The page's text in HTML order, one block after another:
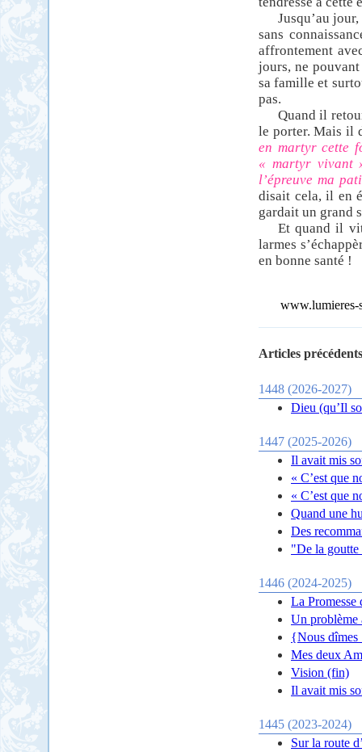
Jusqu’au
sans
affrontement
jours, ne
sa famille et
pas.
Quand il
le porter. Mais il
en martyr cette
« martyr vivant
l’épreuve ma
disait cela, il en
gardait un grand
Et quand il
larmes
en bonne santé !
www.lumieres-
Articles
1448 (2026-2027)
Dieu (qu’Il
1447 (2025-2026)
Il avait mis
« C’est que
« C’est que
Quand une
Des
"De la goutte
1446 (2024-2025)
La Promesse
Un problème
{Nous dîmes
Mes deux
Vision (fin)
Il avait mis
1445 (2023-2024)
Sur la route